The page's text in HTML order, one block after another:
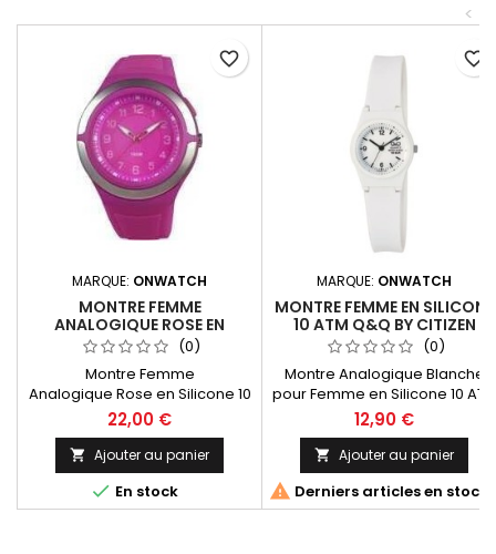
<
MARQUE: ONWATCH
MONTRE FEMME
ANALOGIQUE ROSE EN
SILICONE 10 ATM XONIX QT-
004
(0)
Montre Femme
Analogique Rose en Silicone 10
ATM Xonix Fabrication In
JapanDimensions (L*W*H) :
46.0*42.0*13.5mm Women's
Analogue Pink Silicone Watch
10 ATM Xonix Manufacture In
JapanDimensions (L*W*H) :
22,00 €
 Ajouter au panier
 En stock
favorite_border
MARQUE: ONWATCH
MONTRE FEMME EN SILICONE
10 ATM Q&Q BY CITIZEN
VP47J012-257
(0)
Montre Analogique Blanche
pour Femme en Silicone 10 ATM
Q&Q By
Citizen VP47J012Fabrication au
Japon. Q&Q By Citizen
VP47J012 White Analogue 10
ATM Silicone Women's
WatchFabrication In Japan
12,90 €
 Ajouter au panier
 Derniers articles en stock
favorite_border